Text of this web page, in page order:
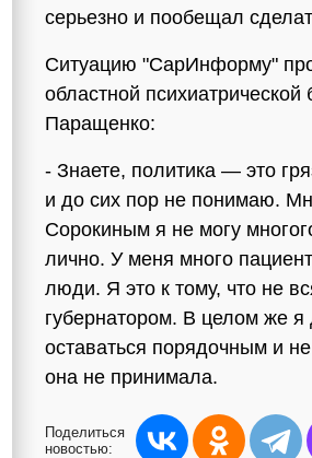
серьезно и пообещал
Ситуацию "СарИнформу"
областной
Паращенко:
- Знаете, политика — это
и до сих пор не понимаю.
Сорокиным я не могу
лично. У меня много
люди. Я это к тому, что не
губернатором. В целом же
оставаться порядочным и
она не принимала.
Поделиться
новостью: